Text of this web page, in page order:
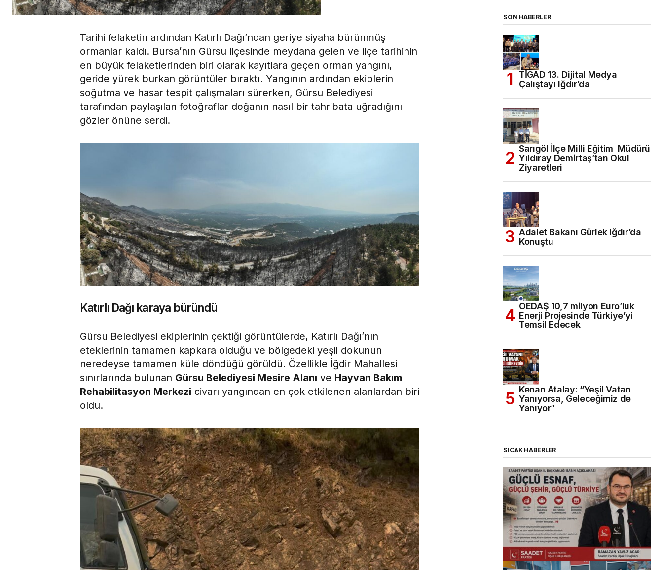
Tarihi felaketin ardından Katırlı Dağı’ndan geriye siyaha bürünmüş
ormanlar kaldı. Bursa’nın Gürsu ilçesinde meydana gelen ve ilçe tarihinin
en büyük felaketlerinden biri olarak kayıtlara geçen orman yangını,
geride yürek burkan görüntüler bıraktı. Yangının ardından ekiplerin
soğutma ve hasar tespit çalışmaları sürerken, Gürsu Belediyesi
tarafından paylaşılan fotoğraflar doğanın nasıl bir tahribata uğradığını
gözler önüne serdi.
Katırlı Dağı karaya büründü
Gürsu Belediyesi ekiplerinin çektiği görüntülerde, Katırlı Dağı’nın
eteklerinin tamamen kapkara olduğu ve bölgedeki yeşil dokunun
neredeyse tamamen küle döndüğü görüldü. Özellikle İğdir Mahallesi
sınırlarında bulunan Gürsu Belediyesi Mesire Alanı ve Hayvan Bakım
Rehabilitasyon Merkezi civarı yangından en çok etkilenen alanlardan biri
oldu.
SON HABERLER
TİGAD 13. Dijital Medya
Çalıştayı Iğdır’da
Sarıgöl İlçe Milli Eğitim Müdürü
Yıldıray Demirtaş’tan Okul
Ziyaretleri
Adalet Bakanı Gürlek Iğdır’da
Konuştu
OEDAŞ 10,7 milyon Euro’luk
Enerji Projesinde Türkiye’yi
Temsil Edecek
Kenan Atalay: “Yeşil Vatan
Yanıyorsa, Geleceğimiz de
Yanıyor”
SICAK HABERLER
(başlıksız)
Alaattin Karahan tarafından 14/07/2026